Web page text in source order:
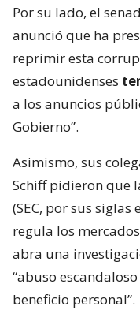
Por su lado, el
anunció que ha
reprimir esta
estadounidenses
a los anuncios
Gobierno”.
Asimismo, sus
Schiff pidieron que
(SEC, por sus
regula los
abra una
“abuso
beneficio personal”.